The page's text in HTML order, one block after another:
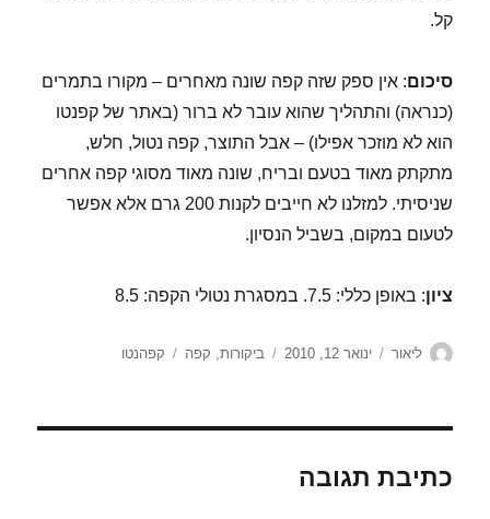
קל.
סיכום: אין ספק שזה קפה שונה מאחרים – מקורו בתמרים
(כנראה) והתהליך שהוא עובר לא ברור (באתר של קפנטו
הוא לא מוזכר אפילו) – אבל התוצר, קפה נטול, חלש,
מתקתק מאוד בטעם ובריח, שונה מאוד מסוגי קפה אחרים
שניסיתי. למזלנו לא חייבים לקנות 200 גרם אלא אפשר
לטעום במקום, בשביל הנסיון.
ציון: באופן כללי: 7.5. במסגרת נטולי הקפה: 8.5
מחבר
ליאור
פורסם
ינואר 12, 2010 קטגוריות
ביקורות, קפה תגיות
קפהנטו
כתיבת תגובה